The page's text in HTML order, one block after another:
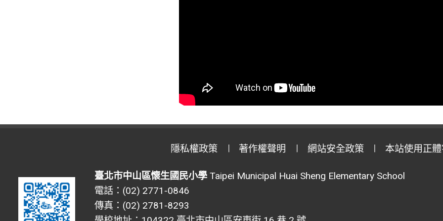
隱私權政策 著作權聲明 網站安全政策 本站使用正
臺北市中山區懷生國民小學Taipei Municipal Huai Sheng Elementary School
電話：(02) 2771-0846
傳真：(02) 2781-8293